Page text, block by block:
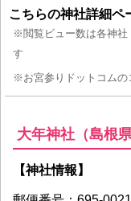
こちらの神社詳細ペ
※閲覧ビュー数は各神社
す
※お宮参りドットコムの
大年神社（島根
【神社情報】